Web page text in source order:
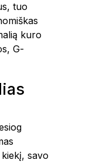
tuo
kuro
G-
savo